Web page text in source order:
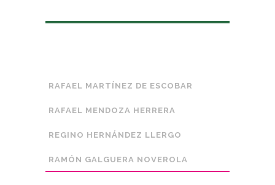
RAFAEL MARTÍNEZ DE ESCOBAR
RAFAEL MENDOZA HERRERA
REGINO HERNÁNDEZ LLERGO
RAMÓN GALGUERA NOVEROLA